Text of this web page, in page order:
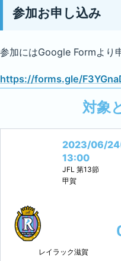
参加お申し込み
参加にはGoogle Formより
https://forms.gle/
対象
2023/06/
13:00
JFL 第13節
甲賀
レイラック滋賀